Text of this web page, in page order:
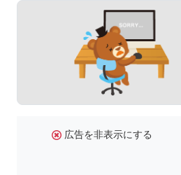
広告を非表示にする